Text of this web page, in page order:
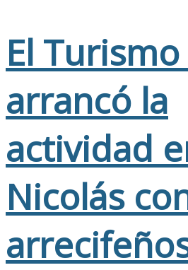
El
arrancó la
actividad
Nicolás